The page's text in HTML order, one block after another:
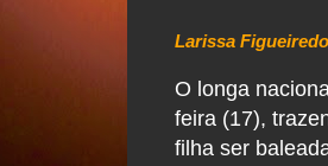
Larissa Figueiredo
O longa
feira (17),
filha ser